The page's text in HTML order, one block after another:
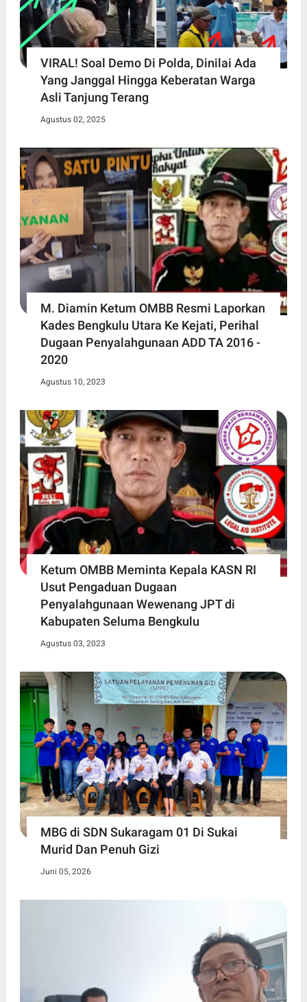
VIRAL! Soal Demo Di Polda, Dinilai Ada
Yang Janggal Hingga Keberatan Warga
Asli Tanjung Terang
Agustus 02, 2025
M. Diamin Ketum OMBB Resmi Laporkan
Kades Bengkulu Utara Ke Kejati, Perihal
Dugaan Penyalahgunaan ADD TA 2016 -
2020
Agustus 10, 2023
Ketum OMBB Meminta Kepala KASN RI
Usut Pengaduan Dugaan
Penyalahgunaan Wewenang JPT di
Kabupaten Seluma Bengkulu
Agustus 03, 2023
MBG di SDN Sukaragam 01 Di Sukai
Murid Dan Penuh Gizi
Juni 05, 2026